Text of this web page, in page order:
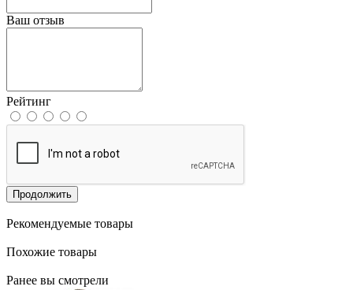
Ваш отзыв
Рейтинг
Продолжить
Рекомендуемые товары
Похожие товары
Ранее вы смотрели